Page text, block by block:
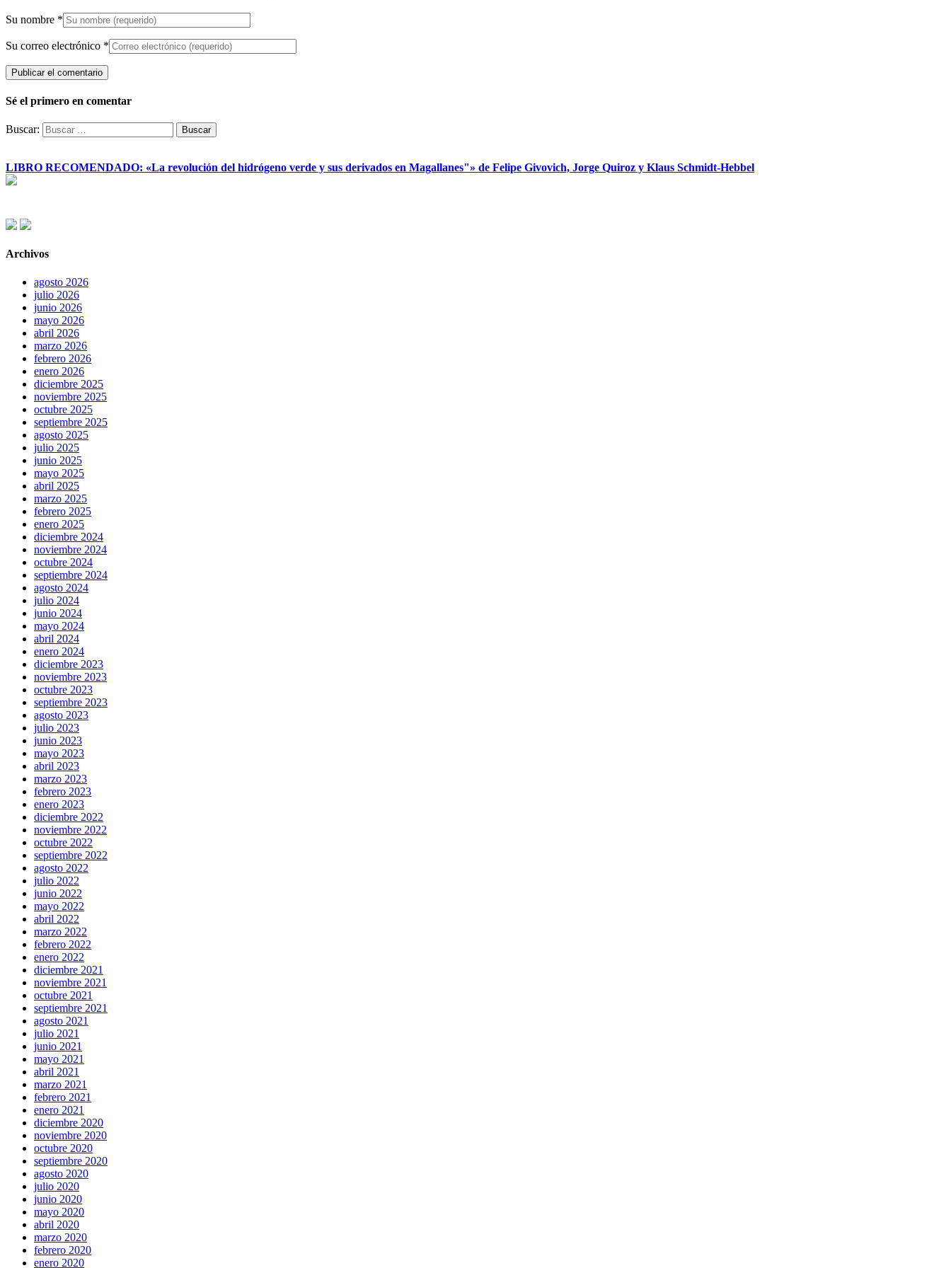
Su nombre *
Su correo electrónico *
Sé el primero en comentar
Buscar:
LIBRO RECOMENDADO: «La revolución del hidrógeno verde y sus derivados en Magallanes"» de Felipe Givovich, Jorge Quiroz y Klaus Schmidt-Hebbel
Archivos
agosto 2026
julio 2026
junio 2026
mayo 2026
abril 2026
marzo 2026
febrero 2026
enero 2026
diciembre 2025
noviembre 2025
octubre 2025
septiembre 2025
agosto 2025
julio 2025
junio 2025
mayo 2025
abril 2025
marzo 2025
febrero 2025
enero 2025
diciembre 2024
noviembre 2024
octubre 2024
septiembre 2024
agosto 2024
julio 2024
junio 2024
mayo 2024
abril 2024
enero 2024
diciembre 2023
noviembre 2023
octubre 2023
septiembre 2023
agosto 2023
julio 2023
junio 2023
mayo 2023
abril 2023
marzo 2023
febrero 2023
enero 2023
diciembre 2022
noviembre 2022
octubre 2022
septiembre 2022
agosto 2022
julio 2022
junio 2022
mayo 2022
abril 2022
marzo 2022
febrero 2022
enero 2022
diciembre 2021
noviembre 2021
octubre 2021
septiembre 2021
agosto 2021
julio 2021
junio 2021
mayo 2021
abril 2021
marzo 2021
febrero 2021
enero 2021
diciembre 2020
noviembre 2020
octubre 2020
septiembre 2020
agosto 2020
julio 2020
junio 2020
mayo 2020
abril 2020
marzo 2020
febrero 2020
enero 2020